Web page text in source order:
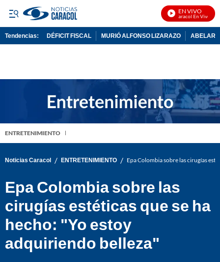
EN VIVO
Noticias Caracol En Vivo
Tendencias: DÉFICIT FISCAL MURIÓ ALFONSO LIZARAZO
ENTRETENIMIENTO
Noticias Caracol / ENTRETENIMIENTO / Epa Colombia sobre las cirugías
Epa Colombia sobre las
cirugías estéticas que se ha
hecho: "Yo estoy
adquiriendo belleza"